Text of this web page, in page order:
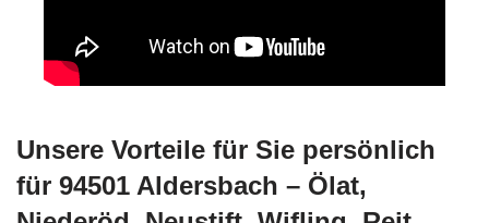
Unsere Vorteile für Sie persönlich
für 94501 Aldersbach – Ölat,